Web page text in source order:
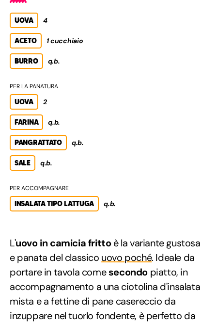
UOVA 4
ACETO 1 cucchiaio
BURRO q.b.
PER LA PANATURA
UOVA 2
FARINA q.b.
PANGRATTATO q.b.
SALE q.b.
PER ACCOMPAGNARE
INSALATA TIPO LATTUGA q.b.
L'uovo in camicia frittoè la variante gustosa
e panata del classico uovo poché. Ideale da
portare in tavola comesecondo piatto, in
accompagnamento a una ciotolina d'insalata
mista e a fettine di pane casereccio da
inzuppare nel tuorlo fondente, è perfetto da